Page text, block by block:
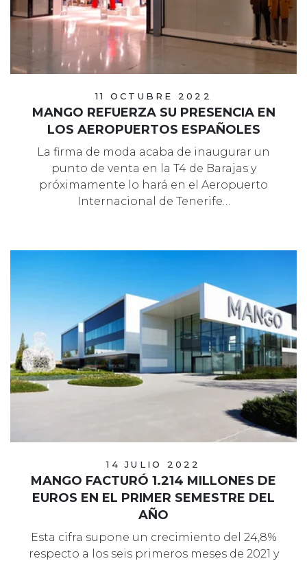
11 OCTUBRE 2022
MANGO REFUERZA SU PRESENCIA EN
LOS AEROPUERTOS ESPAÑOLES
La firma de moda acaba de inaugurar un
punto de venta en la T4 de Barajas y
próximamente lo hará en el Aeropuerto
Internacional de Tenerife…
14 JULIO 2022
MANGO FACTURÓ 1.214 MILLONES DE
EUROS EN EL PRIMER SEMESTRE DEL
AÑO
Esta cifra supone un crecimiento del 24,8%
respecto a los seis primeros meses de 2021 y